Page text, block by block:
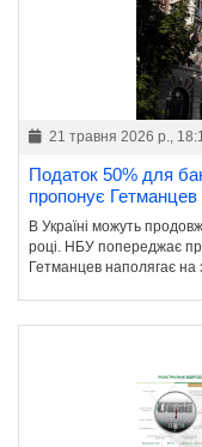
21 травня 2026 р.,
Податок 50% для
пропонує
В Україні можуть
році. НБУ попереджає
Гетманцев наполягає на